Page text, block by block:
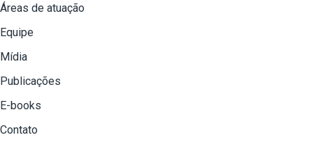
Áreas de atuação
Equipe
Mídia
Publicações
E-books
Contato